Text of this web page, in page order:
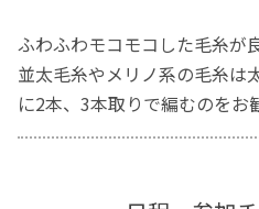
ふわふわモコモコした毛糸が
並太毛糸やメリノ系の毛糸は
に2本、3本取りで編むのをお